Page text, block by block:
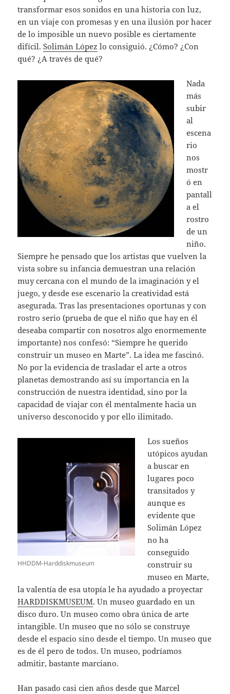
transformar esos sonidos en una historia con luz,
en un viaje con promesas y en una ilusión por hacer
de lo imposible un nuevo posible es ciertamente
difícil.Solimán López lo consiguió. ¿Cómo? ¿Con
qué? ¿A través de qué?
Nada
más
subir
al
escena
rio
nos
mostr
ó en
pantall
a el
rostro
de un
niño.
Siempre he pensado que los artistas que vuelven la
vista sobre su infancia demuestran una relación
muy cercana con el mundo de la imaginación y el
juego, y desde ese escenario la creatividad está
asegurada. Tras las presentaciones oportunas y con
rostro serio (prueba de que el niño que hay en él
deseaba compartir con nosotros algo enormemente
importante) nos confesó: “Siempre he querido
construir un museo en Marte”. La idea me fascinó.
No por la evidencia de trasladar el arte a otros
planetas demostrando así su importancia en la
construcción de nuestra identidad, sino por la
capacidad de viajar con él mentalmente hacia un
universo desconocido y por ello ilimitado.
HHDDM-Harddiskmuseum
Los sueños
utópicos ayudan
a buscar en
lugares poco
transitados y
aunque es
evidente que
Solimán López
no ha
conseguido
construir su
museo en Marte,
la valentía de esa utopía le ha ayudado a proyectar
HARDDISKMUSEUM. Un museo guardado en un
disco duro. Un museo como obra única de arte
intangible. Un museo que no sólo se construye
desde el espacio sino desde el tiempo. Un museo que
es de él pero de todos. Un museo, podríamos
admitir, bastante marciano.
Han pasado casi cien años desde que Marcel